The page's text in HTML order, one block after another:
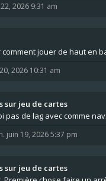
2026 9:31 am
jouer de haut en
2026 10:31 am
sur jeu de cartes
pas de lag avec comme
juin 19, 2026 5:37 pm
sur jeu de cartes